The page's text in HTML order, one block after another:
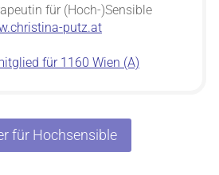
für (Hoch-)Sensible
putz.at
für 1160 Wien (A)
für Hochsensible